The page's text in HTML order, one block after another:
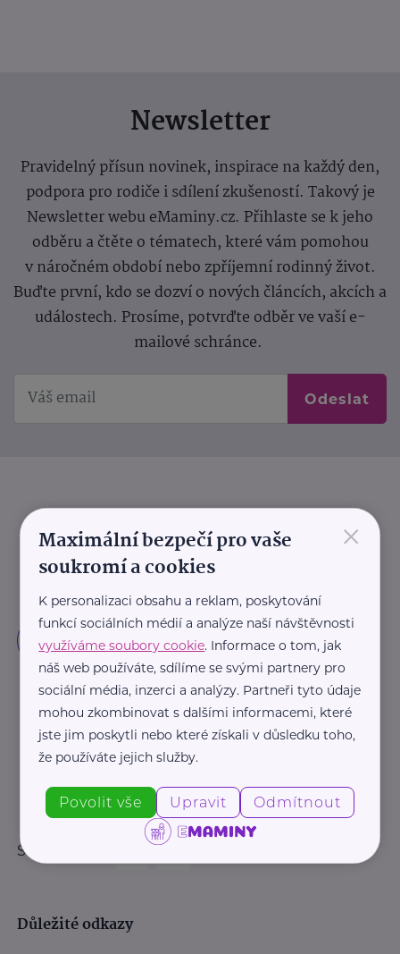
Newsletter
Pravidelný přísun novinek, inspirace na každý den,
podpora pro rodiče i sdílení zkušeností. Takový je
Newsletter webu eMaminy.cz. Přihlaste se k jeho
odběru a čtěte o tématech, které vám pomohou
v náročném období nebo zpříjemní rodinný život.
Buďte první, kdo se dozví o nových článcích, akcích a
událostech. Prosíme, potvrďte odběr ve vaší e-
mailové schránce.
Odeslat
Sledujte nás:
Důležité odkazy
×
Maximální bezpečí pro vaše
soukromí a cookies
K personalizaci obsahu a reklam, poskytování
funkcí sociálních médií a analýze naší návštěvnosti
využíváme soubory cookie. Informace o tom, jak
náš web používáte, sdílíme se svými partnery pro
sociální média, inzerci a analýzy. Partneři tyto údaje
mohou zkombinovat s dalšími informacemi, které
jste jim poskytli nebo které získali v důsledku toho,
že používáte jejich služby.
Povolit vše Upravit Odmítnout